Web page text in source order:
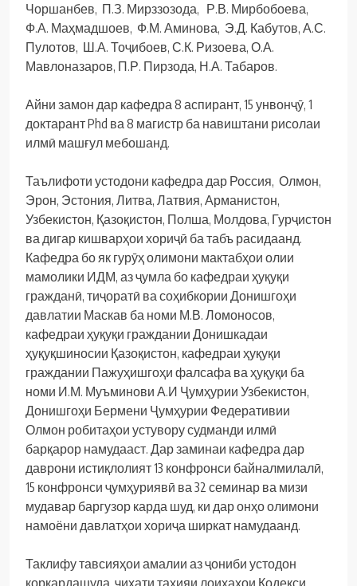
Чоршанбев, П.З. Мирззозода, Р.В. Мирбобоева,
Ф.А. Маҳмадшоев, Ф.М. Аминова, Э.Д. Кабутов, А.С.
Пулотов, Ш.А. Тоҷибоев, С.К. Ризоева, О.А.
Мавлоназаров, П.Р. Пирзода, Н.А. Табаров.
Айни замон дар кафедра 8 аспирант, 15 унвонҷӯ, 1
доктарант Phd ва 8 магистр ба навиштани рисолаи
илмӣ машғул мебошанд.
Таълифоти устодони кафедра дар Россия, Олмон,
Эрон, Эстония, Литва, Латвия, Арманистон,
Узбекистон, Қазоқистон, Полша, Молдова, Гурҷистон
ва дигар кишварҳои хориҷӣ ба табъ расидаанд.
Кафедра бо як гурӯҳ олимони мактабҳои олии
мамолики ИДМ, аз ҷумла бо кафедраи ҳуқуқи
гражданӣ, тиҷоратӣ ва соҳибкории Донишгоҳи
давлатии Маскав ба номи М.В. Ломоносов,
кафедраи ҳуқуқи граждании Донишкадаи
ҳуқуқшиносии Қазоқистон, кафедраи ҳуқуқи
граждании Пажуҳишгоҳи фалсафа ва ҳуқуқи ба
номи И.М. Муъминови А.И Ҷумҳурии Узбекистон,
Донишгоҳи Бермени Ҷумҳурии Федеративии
Олмон робитаҳои устувору судманди илмӣ
барқарор намудааст. Дар заминаи кафедра дар
даврони истиқлолият 13 конфронси байналмилалӣ,
15 конфронси ҷумҳуриявӣ ва 32 семинар ва мизи
мудавар баргузор карда шуд, ки дар онҳо олимони
намоёни давлатҳои хориҷа ширкат намудаанд.
Таклифу тавсияҳои амалии аз ҷониби устодон